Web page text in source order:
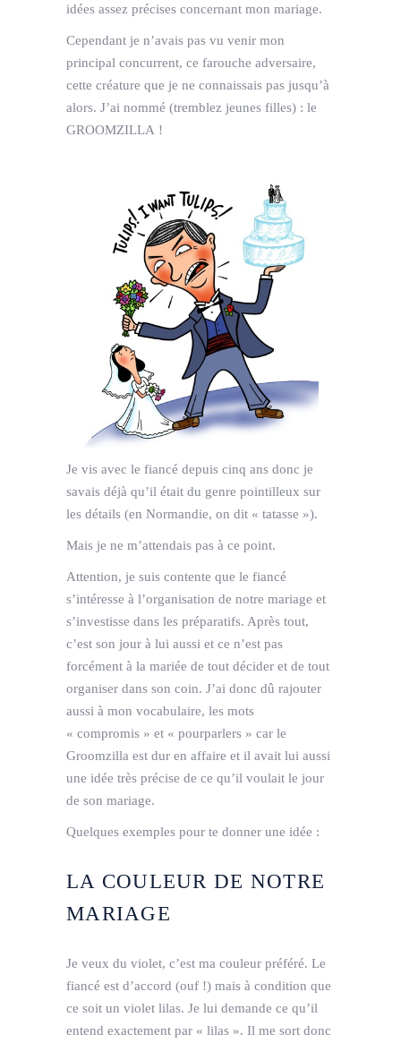
idées assez précises concernant mon mariage.
Cependant je n’avais pas vu venir mon
principal concurrent, ce farouche adversaire,
cette créature que je ne connaissais pas jusqu’à
alors. J’ai nommé (tremblez jeunes filles) : le
GROOMZILLA !
Je vis avec le fiancé depuis cinq ans donc je
savais déjà qu’il était du genre pointilleux sur
les détails (en Normandie, on dit « tatasse »).
Mais je ne m’attendais pas à ce point.
Attention, je suis contente que le fiancé
s’intéresse à l’organisation de notre mariage et
s’investisse dans les préparatifs. Après tout,
c’est son jour à lui aussi et ce n’est pas
forcément à la mariée de tout décider et de tout
organiser dans son coin. J’ai donc dû rajouter
aussi à mon vocabulaire, les mots
« compromis » et « pourparlers » car le
Groomzilla est dur en affaire et il avait lui aussi
une idée très précise de ce qu’il voulait le jour
de son mariage.
Quelques exemples pour te donner une idée :
LA COULEUR DE NOTRE
MARIAGE
Je veux du violet, c’est ma couleur préféré. Le
fiancé est d’accord (ouf !) mais à condition que
ce soit un violet lilas. Je lui demande ce qu’il
entend exactement par « lilas ». Il me sort donc